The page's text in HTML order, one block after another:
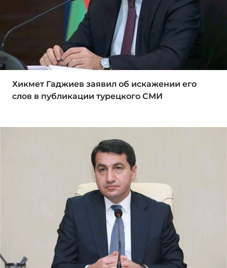
Хикмет Гаджиев заявил об искажении его
слов в публикации турецкого СМИ